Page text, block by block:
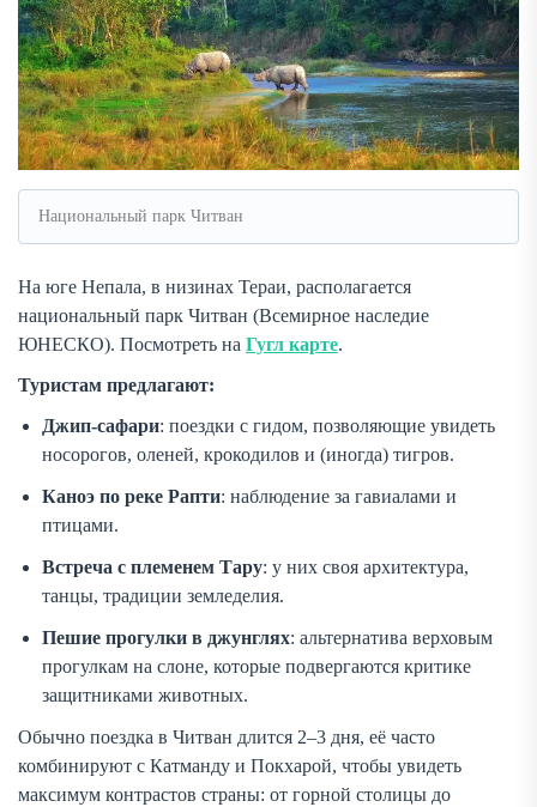
Национальный парк Читван
На юге Непала, в низинах Тераи, располагается
национальный парк Читван (Всемирное наследие
ЮНЕСКО). Посмотреть на Гугл карте.
Туристам предлагают:
Джип-сафари: поездки с гидом, позволяющие увидеть
носорогов, оленей, крокодилов и (иногда) тигров.
Каноэ по реке Рапти: наблюдение за гавиалами и
птицами.
Встреча с племенем Тару: у них своя архитектура,
танцы, традиции земледелия.
Пешие прогулки в джунглях: альтернатива верховым
прогулкам на слоне, которые подвергаются критике
защитниками животных.
Обычно поездка в Читван длится 2–3 дня, её часто
комбинируют с Катманду и Покхарой, чтобы увидеть
максимум контрастов страны: от горной столицы до